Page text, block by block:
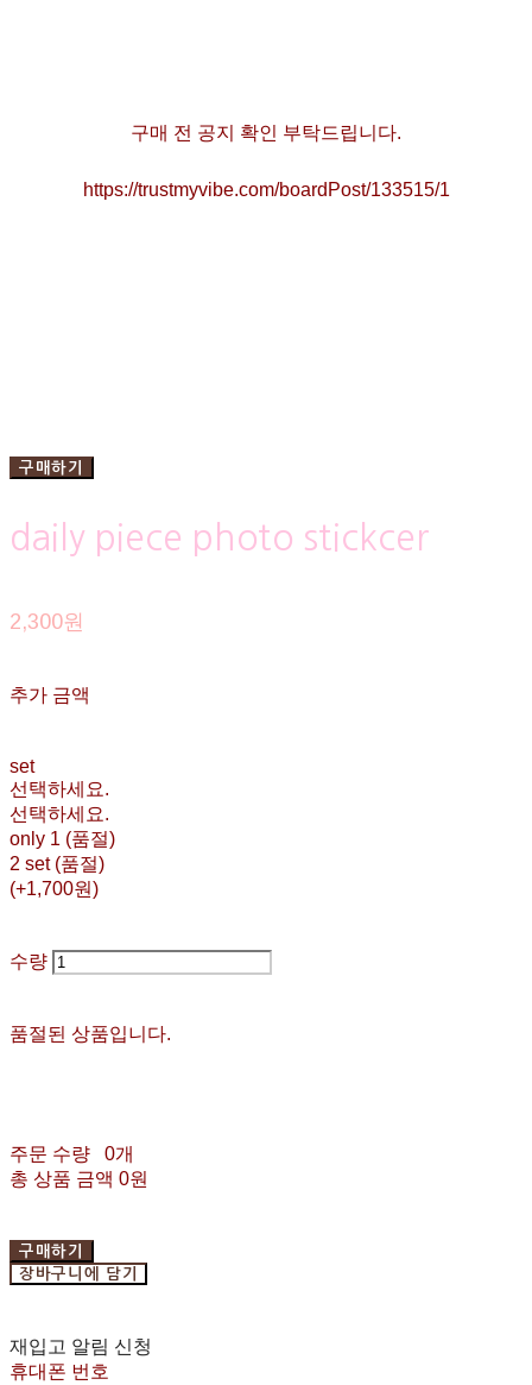
구매 전 공지 확인 부탁드립니다.
https://trustmyvibe.com/boardPost/133515/1
구매하기
daily piece photo stickcer
2,300원
추가 금액
set
선택하세요.
선택하세요.
only 1 (품절)
2 set (품절)
(+1,700원)
수량
품절된 상품입니다.
주문 수량
0개
총 상품 금액 0원
구매하기
장바구니에 담기
재입고 알림 신청
휴대폰 번호